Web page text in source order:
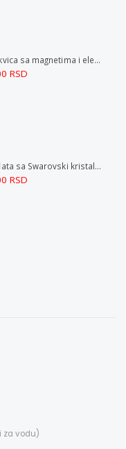
Nežna flexi narukvica sa magnetima i elementima u boji zlata i bakrom M
RSD
Minđuše u boji zlata sa Swarovski kristalom i magnetom
RSD
za vodu)